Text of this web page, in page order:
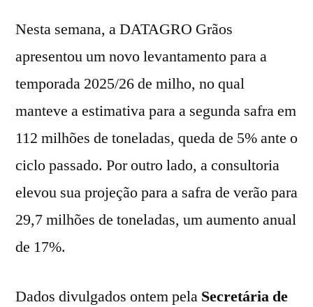
Nesta semana, a DATAGRO Grãos
apresentou um novo levantamento para a
temporada 2025/26 de milho, no qual
manteve a estimativa para a segunda safra em
112 milhões de toneladas, queda de 5% ante o
ciclo passado. Por outro lado, a consultoria
elevou sua projeção para a safra de verão para
29,7 milhões de toneladas, um aumento anual
de 17%.
Dados divulgados ontem pela Secretária de